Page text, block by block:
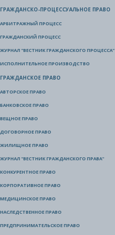
ГРАЖДАНСКО-ПРОЦЕССУАЛЬНОЕ ПРАВО
АРБИТРАЖНЫЙ ПРОЦЕСС
ГРАЖДАНСКИЙ ПРОЦЕСС
ЖУРНАЛ "ВЕСТНИК ГРАЖДАНСКОГО ПРОЦЕССА"
ИСПОЛНИТЕЛЬНОЕ ПРОИЗВОДСТВО
ГРАЖДАНСКОЕ ПРАВО
АВТОРСКОЕ ПРАВО
БАНКОВСКОЕ ПРАВО
ВЕЩНОЕ ПРАВО
ДОГОВОРНОЕ ПРАВО
ЖИЛИЩНОЕ ПРАВО
ЖУРНАЛ "ВЕСТНИК ГРАЖДАНСКОГО ПРАВА"
КОНКУРЕНТНОЕ ПРАВО
КОРПОРАТИВНОЕ ПРАВО
МЕДИЦИНСКОЕ ПРАВО
НАСЛЕДСТВЕННОЕ ПРАВО
ПРЕДПРИНИМАТЕЛЬСКОЕ ПРАВО